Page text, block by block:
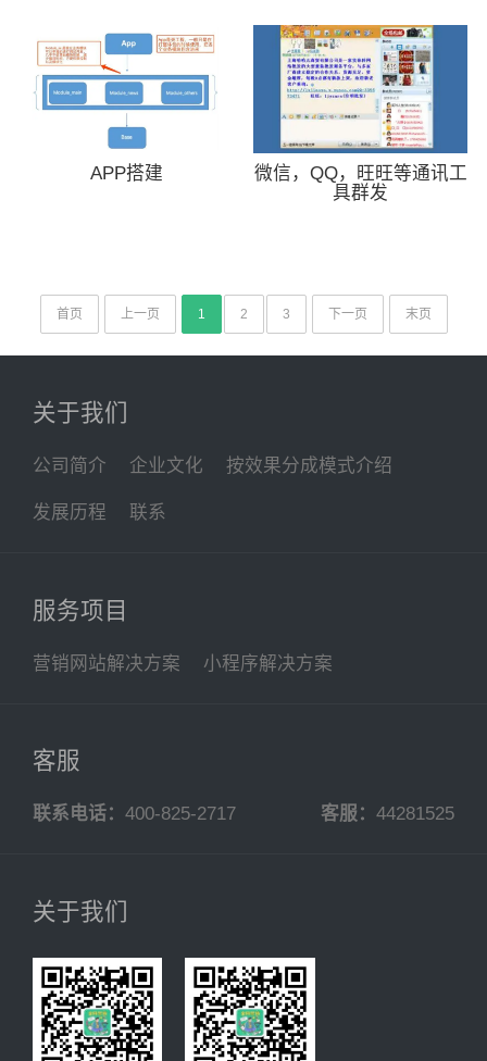
APP搭建
微信，QQ，旺旺等通讯工
具群发
首页 上一页 1 2 3 下一页 末页
关于我们
公司简介 企业文化 按效果分成模式介绍
发展历程 联系
服务项目
营销网站解决方案 小程序解决方案
客服
联系电话： 400-825-2717 客服：44281525
关于我们